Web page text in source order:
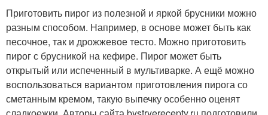
Приготовить пирог из полезной и яркой брусники можно
разным способом. Например, в основе может быть как
песочное, так и дрожжевое тесто. Можно приготовить
пирог с брусникой на кефире. Пирог может быть
открытый или испеченный в мультиварке. А ещё можно
воспользоваться вариантом приготовления пирога со
сметанным кремом, такую выпечку особенно оценят